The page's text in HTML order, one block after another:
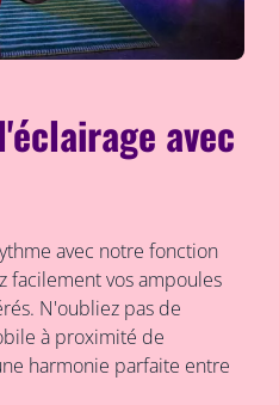
avec
avec notre fonction
facilement vos ampoules
N'oubliez pas de
à proximité de
harmonie parfaite entre